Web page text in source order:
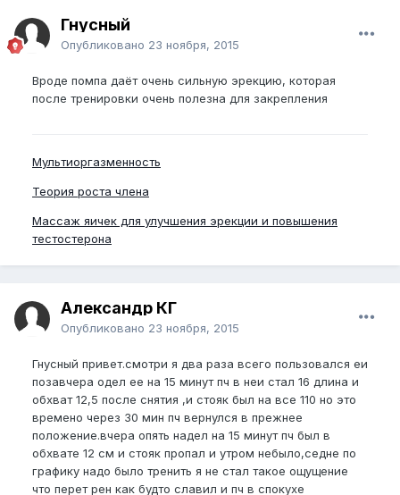
Гнусный
Опубликовано 23 ноября, 2015
Вроде помпа даёт очень сильную эрекцию, которая
после тренировки очень полезна для закрепления
Мультиоргазменность
Теория роста члена
Массаж яичек для улучшения эрекции и повышения
тестостерона
Александр КГ
Опубликовано 23 ноября, 2015
Гнусный привет.смотри я два раза всего пользовался еи
позавчера одел ее на 15 минут пч в неи стал 16 длина и
обхват 12,5 после снятия ,и стояк был на все 110 но это
времено через 30 мин пч вернулся в прежнее
положение.вчера опять надел на 15 минут пч был в
обхвате 12 см и стояк пропал и утром небыло,седне по
графику надо было тренить я не стал такое ощущение
что перет рен как будто славил и пч в спокухе